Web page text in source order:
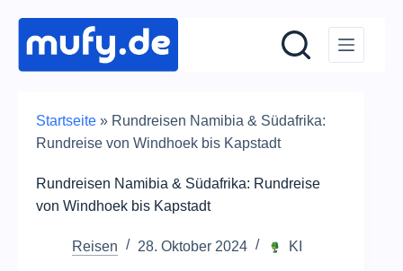
Inhalt
springen
Startseite » Rundreisen Namibia & Südafrika:
Rundreise von Windhoek bis Kapstadt
Rundreisen Namibia & Südafrika: Rundreise
von Windhoek bis Kapstadt
Reisen 28. Oktober 2024 KI